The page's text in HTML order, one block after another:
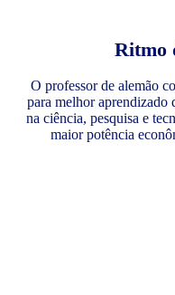
Ritmo
O professor de alemão
para melhor aprendizado
na ciência, pesquisa e
maior potência